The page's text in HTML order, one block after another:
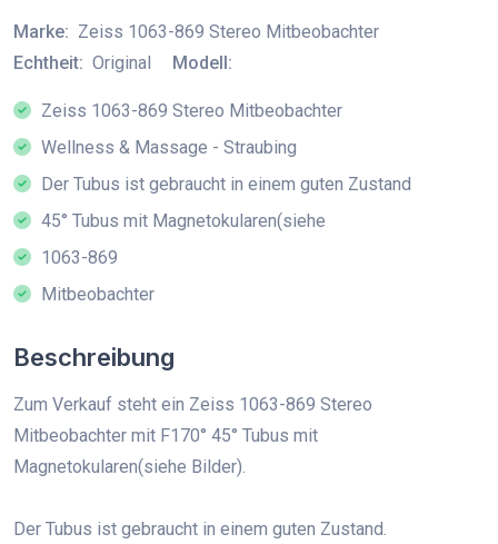
Marke: Zeiss 1063-869 Stereo Mitbeobachter
Echtheit: Original Modell:
Zeiss 1063-869 Stereo Mitbeobachter
Wellness & Massage - Straubing
Der Tubus ist gebraucht in einem guten Zustand
45° Tubus mit Magnetokularen(siehe
1063-869
Mitbeobachter
Beschreibung
Zum Verkauf steht ein Zeiss 1063-869 Stereo
Mitbeobachter mit F170° 45° Tubus mit
Magnetokularen(siehe Bilder).
Der Tubus ist gebraucht in einem guten Zustand.